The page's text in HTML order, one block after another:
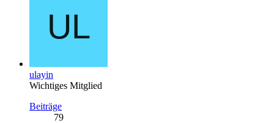
ulayin
Wichtiges Mitglied
Beiträge
79